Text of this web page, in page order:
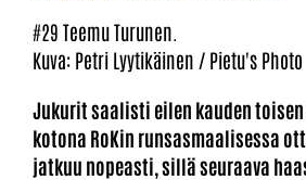
#29 Teemu Turunen.
Kuva: Petri Lyytikäinen / Pietu's Photo
Jukurit saalisti eilen kauden
kotona RoKin runsasmaalisessa
jatkuu nopeasti, sillä seuraava